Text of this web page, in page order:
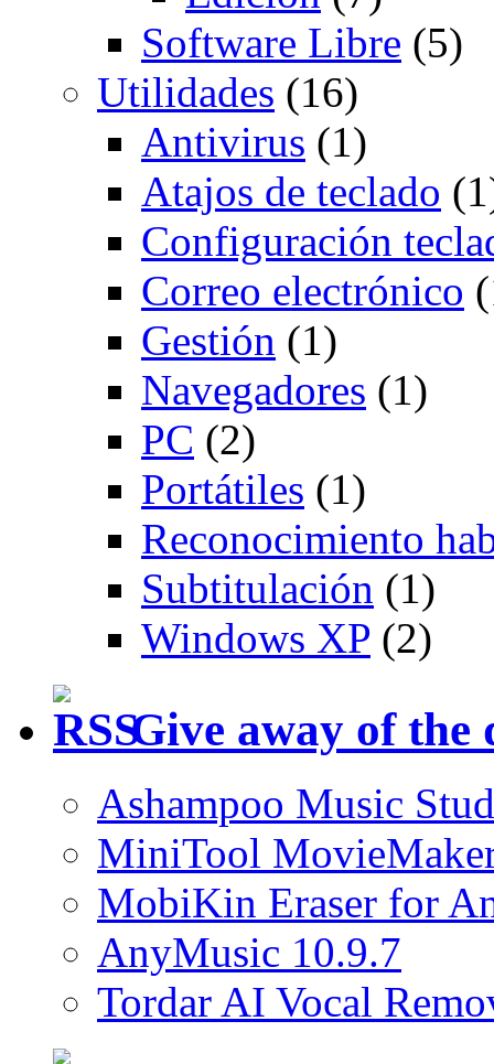
Software Libre (5)
Utilidades (16)
Antivirus (1)
Atajos de teclado
Configuración
Correo electrónico
Gestión (1)
Navegadores (1)
PC (2)
Portátiles (1)
Reconocimiento
Subtitulación (1)
Windows XP (2)
Give away of the
Ashampoo Music
MiniTool
MobiKin Eraser for
AnyMusic 10.9.7
Tordar AI Vocal